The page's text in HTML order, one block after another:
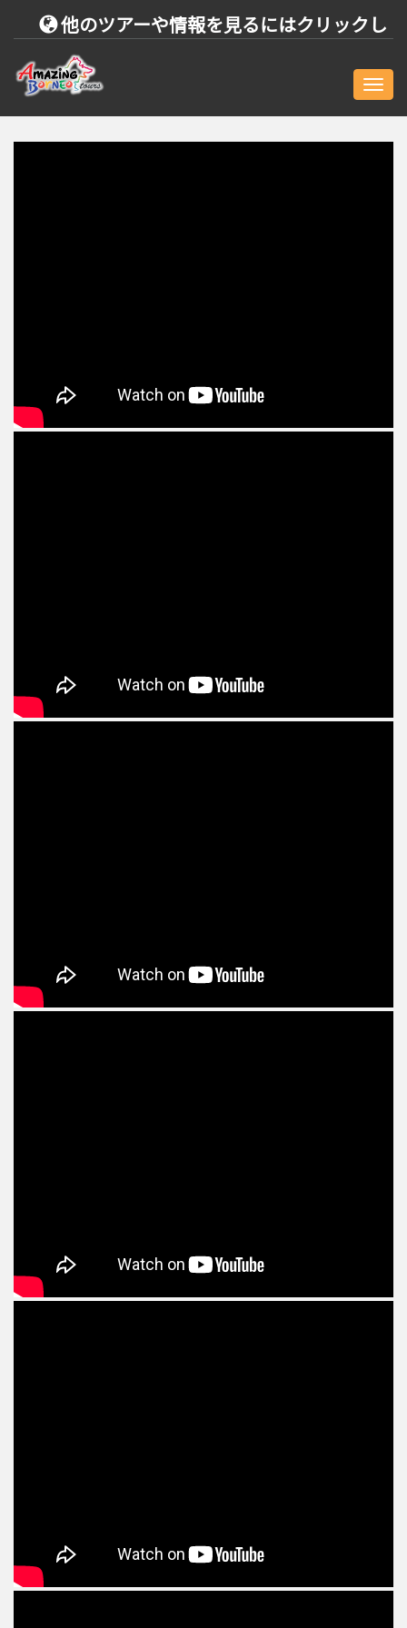
他のツアーや情報を見るにはクリックし
2022年のリーディングツアーオペレータ
ー（アジア観光ホスピタリティ賞）
トリップアドバイザーにより11回最優秀
ツアーに選ばれました